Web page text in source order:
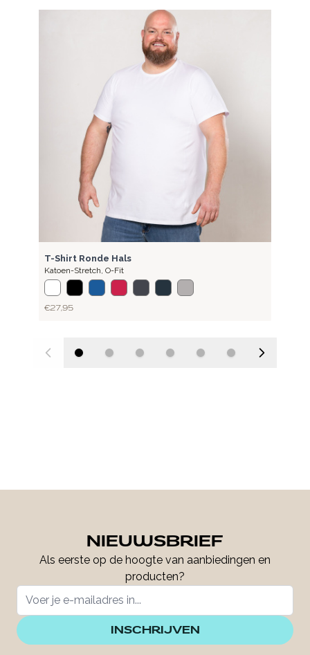
BASIC
T-Shirt Ronde Hals
Katoen-Stretch, O-Fit
€ 27,95
NIEUWSBRIEF
Als eerste op de hoogte van aanbiedingen en
producten?
INSCHRIJVEN